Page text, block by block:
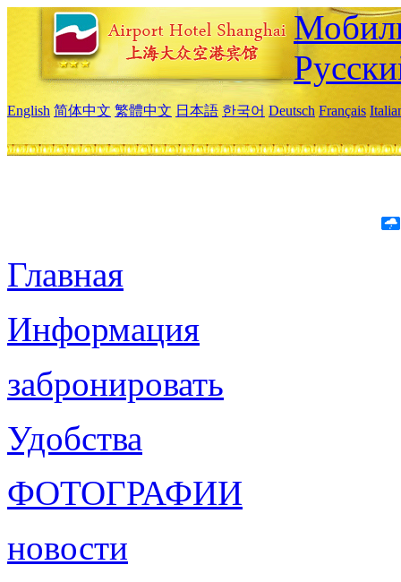
English 简体中文 繁體中文 日本語 한국어 Deutsch Français
Главная
Информация
забронировать
Удобства
ФОТОГРАФИИ
новости